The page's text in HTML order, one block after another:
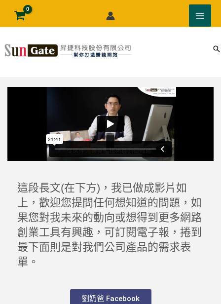
要
容
這段長文(在下方)，我已做成影片如
上，歡迎您提問任何想知道的問題，如
果您對我未來的動向或想得到更多網路
創業工具有興趣，可訂閱電子報，捲到
最下面則是對我們公司產品的需求表
單。
劉奶爸 Facebook